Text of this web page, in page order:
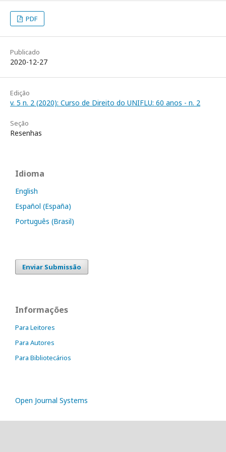
PDF
Publicado
2020-12-27
Edição
v. 5 n. 2 (2020): Curso de Direito do UNIFLU: 60 anos - n. 2
Seção
Resenhas
Idioma
English
Español (España)
Português (Brasil)
Enviar Submissão
Informações
Para Leitores
Para Autores
Para Bibliotecários
Open Journal Systems